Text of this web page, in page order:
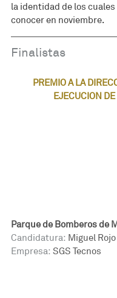
la identidad de los cuales
conocer en noviembre.
Finalistas
PREMIO A LA
EJECUCION
Parque de Bomberos de
Candidatura: Miguel
Empresa: SGS Tecnos